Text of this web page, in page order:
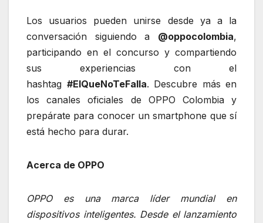
Los usuarios pueden unirse desde ya a la
conversación siguiendo a @oppocolombia,
participando en el concurso y compartiendo
sus experiencias con el
hashtag #ElQueNoTeFalla. Descubre más en
los canales oficiales de OPPO Colombia y
prepárate para conocer un smartphone que sí
está hecho para durar.
Acerca de OPPO
OPPO es una marca líder mundial en
dispositivos inteligentes. Desde el lanzamiento